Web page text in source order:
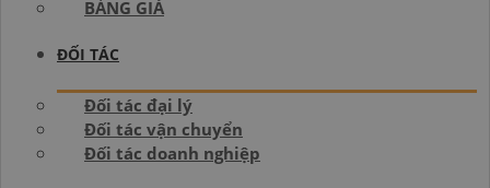
BẢNG GIÁ
ĐỐI TÁC
Đối tác đại lý
Đối tác vận chuyển
Đối tác doanh nghiệp